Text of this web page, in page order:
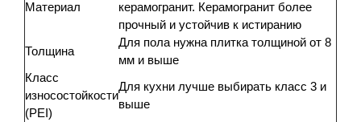
Материал
керамогранит. Керамогранит более
прочный и устойчив к истиранию
Толщина
Для пола нужна плитка толщиной от 8
мм и выше
Класс
износостойкости
(PEI)
Для кухни лучше выбирать класс 3 и
выше